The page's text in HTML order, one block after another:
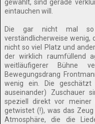
gewählt, sind gerade
eintauchen will.
Die gar nicht mal
verständlicherweise wenig,
nicht so viel Platz und
der wirklich raumfüllend
weitläufigerer Bühne
Bewegungsdrang
wenig ein. Die
auseinander) Zuschauer
speziell direkt vor
getwistet (!), was das
Atmosphäre, die die